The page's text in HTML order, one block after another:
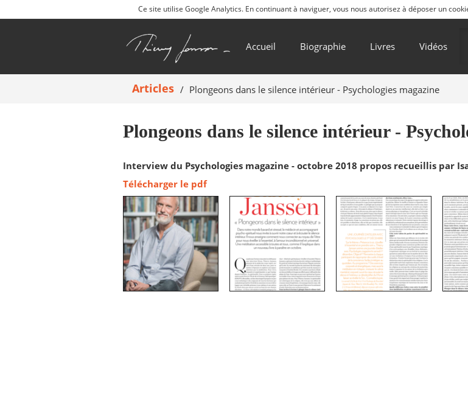
Ce site utilise Google Analytics. En continuant à naviguer, vous nous autorisez à déposer un
Accueil Biographie Livres Vidéos
Articles Plongeons dans le silence intérieur - Psychologies magazine
Plongeons dans le silence intérieur -
Interview du Psychologies magazine - octobre 2018 propos recueillis par
Télécharger le pdf